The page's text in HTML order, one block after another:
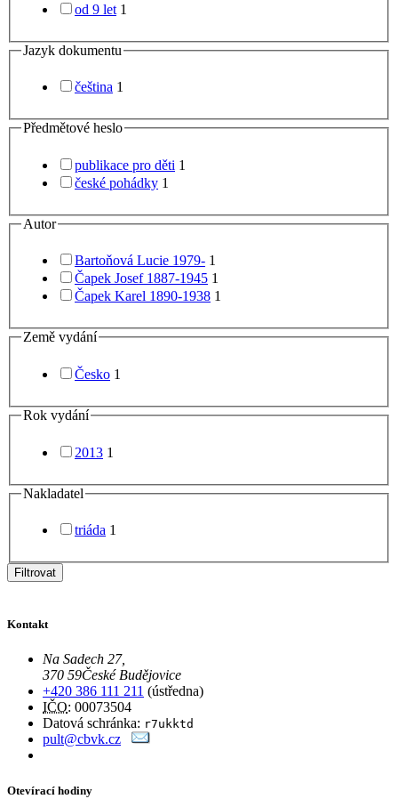
od 9 let 1
Jazyk dokumentu
čeština 1
Předmětové heslo
publikace pro děti 1
české pohádky 1
Autor
Bartoňová Lucie 1979- 1
Čapek Josef 1887-1945 1
Čapek Karel 1890-1938 1
Země vydání
Česko 1
Rok vydání
2013 1
Nakladatel
triáda 1
Filtrovat
Kontakt
Na Sadech 27,
370 59České Budějovice
+420 386 111 211 (ústředna)
IČO: 00073504
Datová schránka: r7ukktd
pult@cbvk.cz
Otevírací hodiny